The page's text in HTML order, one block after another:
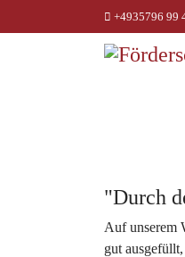
+4935796 99
"Durch
Auf unserem
gut